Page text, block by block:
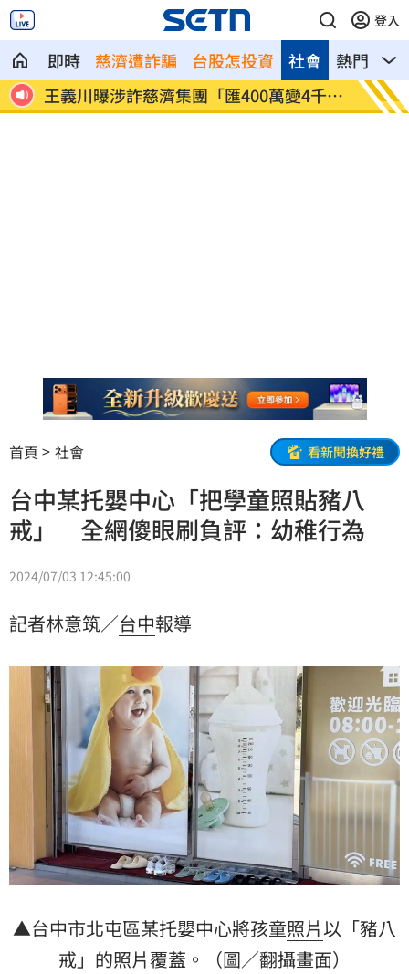
登入
即時 慈濟遭詐騙 台股怎投資 熱門 影
社會
議
王義川曝涉詐慈濟集團「匯400萬變4千
萬」
棒棒
況
首頁 社會 看新聞換好禮
台中某托嬰中心「把學童照貼豬八
戒」 全網傻眼刷負評：幼稚行為
2024/07/03 12:45:00
記者林意筑／台中報導
▲台中市北屯區某托嬰中心將孩童照片以「豬八
戒」的照片覆蓋。（圖／翻攝畫面）